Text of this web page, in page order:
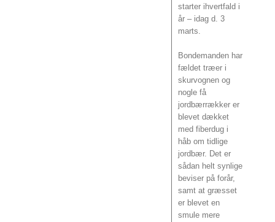
starter ihvertfald i
år – idag d. 3
marts.
Bondemanden har
fældet træer i
skurvognen og
nogle få
jordbærrækker er
blevet dækket
med fiberdug i
håb om tidlige
jordbær. Det er
sådan helt synlige
beviser på forår,
samt at græsset
er blevet en
smule mere